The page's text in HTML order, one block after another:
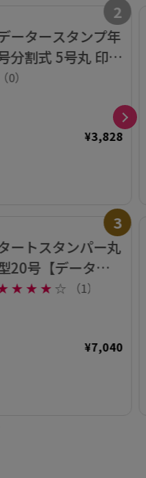
2
ータースタンプ年
分割式 5号丸 印面
付【データ入稿】
（0）
¥3,828
3
ートスタンパー丸
20号【データ入
】
★ ★ ★ ☆ （1）
¥7,040